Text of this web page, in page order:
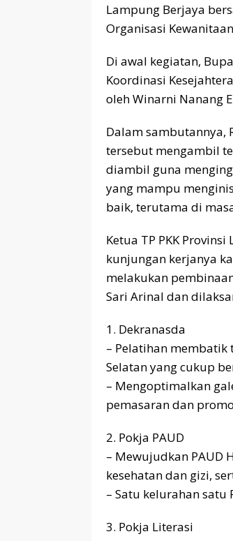
Lampung Berjaya
Organisasi
Di awal kegiatan,
Koordinasi
oleh Winarni Nanang
Dalam sambutannya,
tersebut mengambil
diambil guna
yang mampu
baik, terutama di
Ketua TP PKK
kunjungan kerjanya
melakukan
Sari Arinal dan
1. Dekranasda
– Pelatihan
Selatan yang cukup
– Mengoptimalkan
pemasaran dan
2. Pokja PAUD
– Mewujudkan PAUD
kesehatan dan gizi,
– Satu kelurahan satu
3. Pokja Literasi